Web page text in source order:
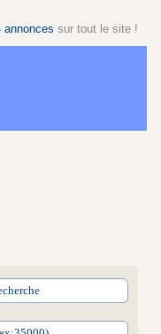
annonces sur tout le site !